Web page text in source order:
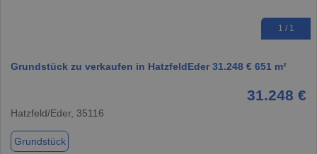
1 / 1
Grundstück zu verkaufen in HatzfeldEder 31.248 € 651 m²
31.248 €
Hatzfeld/Eder, 35116
Grundstück